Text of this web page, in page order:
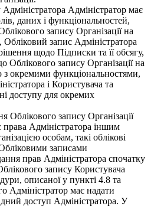
Адміністратор має
даних і функціональностей,
запису Організації на
запис Адміністратора
щодо Підписки та її обсягу,
Облікового запису Організації на
окремими функціональностями,
і Користувача та
доступу для окремих
Облікового запису Організації
права Адміністратора іншим
особам, такі облікові
записами
прав Адміністратора спочатку
запису Користувача
описаної у пункті 4.8 та
Адміністратор має надати
доступ Адміністратора. У